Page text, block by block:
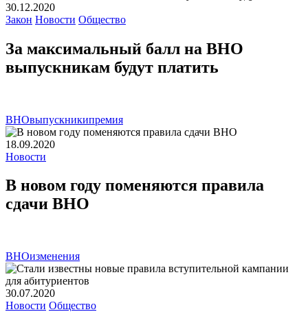
30.12.2020
Закон Новости Общество
За максимальный балл на ВНО
выпускникам будут платить
ВНОвыпускникипремия
18.09.2020
Новости
В новом году поменяются правила
сдачи ВНО
ВНОизменения
30.07.2020
Новости Общество